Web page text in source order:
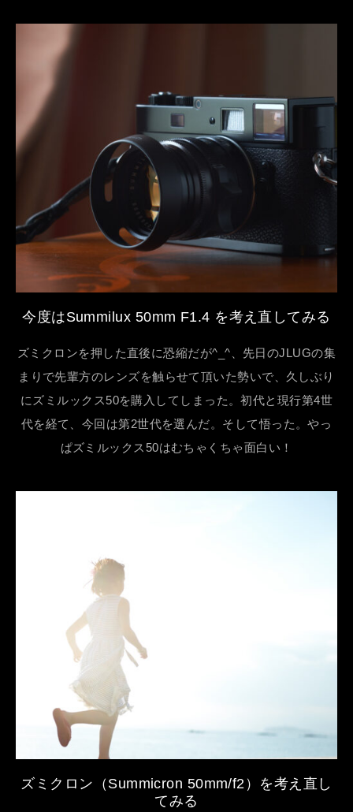
今度はSummilux 50mm F1.4 を考え直してみる
ズミクロンを押した直後に恐縮だが^_^、先日のJLUGの集
まりで先輩方のレンズを触らせて頂いた勢いで、久しぶり
にズミルックス50を購入してしまった。初代と現行第4世
代を経て、今回は第2世代を選んだ。そして悟った。やっ
ぱズミルックス50はむちゃくちゃ面白い！
ズミクロン（Summicron 50mm/f2）を考え直し
てみる